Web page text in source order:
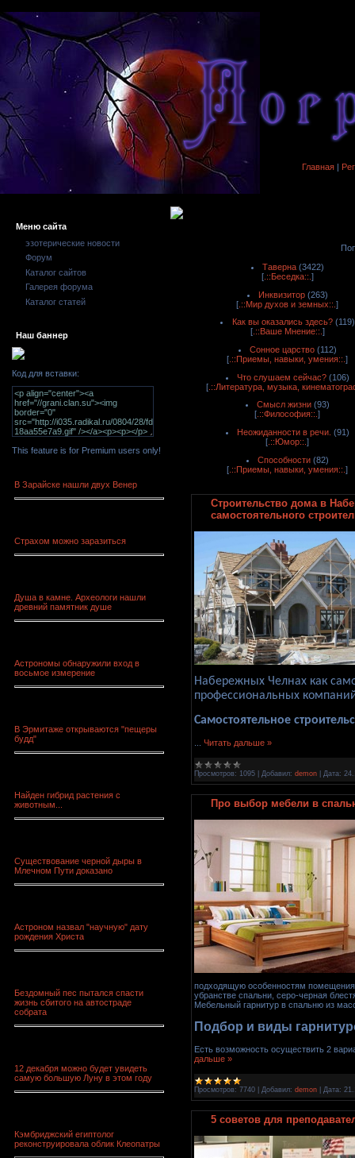
Главная |
Меню сайта
эзотерические новости
Форум
Каталог сайтов
Галерея форума
Каталог статей
Наш баннер
Код для вставки:
This feature is for Premium users only!
В Зарайске нашли двух Венер
Страхом можно заразиться
Душа в камне. Археологи нашли
древний памятник душе
Астрономы обнаружили вход в
восьмое измерение
В Эрмитаже открываются "пещеры
будд"
Найден гибрид растения с
животным...
Существование черной дыры в
Млечном Пути доказано
Астроном назвал "научную" дату
рождения Христа
Бездомный пес пытался спасти
жизнь сбитого на автостраде
собрата
12 декабря можно будет увидеть
самую большую Луну в этом году
Кэмбриджский египтолог
реконструировала облик Клеопатры
Таверна (3422)
[.::Беседка::. ]
Инквизитор (263)
[ .::Мир духов и земных::.]
Как вы оказались здесь? (119)
[.::Ваше Мнение::. ]
Сонное царство (112)
[ .::Приемы, навыки, умения::.]
Что слушаем сейчас? (106)
[.::Литература, музыка,
Смысл жизни (93)
[ .::Философия::.]
Неожиданности в речи. (91)
[ .::Юмор::.]
Способности (82)
[ .::Приемы, навыки, умения::.]
Строительство дома в
самостоятельного
Набережных Челнах как
профессиональных
Самостоятельное
Читать дальше »
Просмотров: 1095 Добавил: demon Дата:
Про выбор мебели в
подходящую особенностям помещения
убранстве спальни, серо-черная
Мебельный гарнитур в спальню из
Подбор и виды
Есть возможность осуществить 2
дальше »
Просмотров: 7740 Добавил: demon Дата:
5 советов для